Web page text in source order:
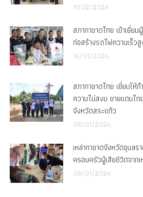
11/02/2026
สภากาชาดไทย เข้าเยี่ยม
ก่อสร้างรถไฟความเร็ว
16/01/2026
สภากาชาดไทย เยี่ยมให้
ความไม่สงบ ชายแดนไ
จังหวัดสระแก้ว
08/01/2026
เหล่ากาชาดจังหวัดอุบลร
ครอบครัวผู้เสียชีวิตจาก
08/01/2026